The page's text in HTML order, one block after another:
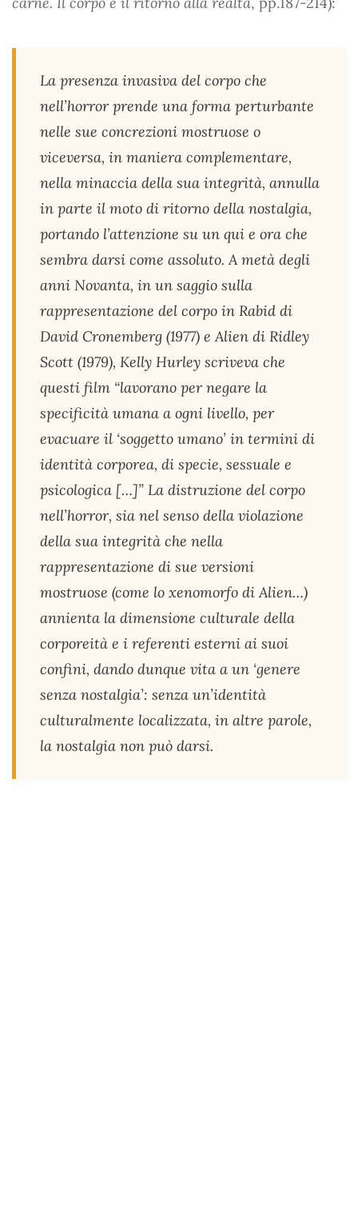
La presenza invasiva del corpo che
nell’horror prende una forma perturbante
nelle sue concrezioni mostruose o
viceversa, in maniera complementare,
nella minaccia della sua integrità, annulla
in parte il moto di ritorno della nostalgia,
portando l’attenzione su un qui e ora che
sembra darsi come assoluto. A metà degli
anni Novanta, in un saggio sulla
rappresentazione del corpo in Rabid di
David Cronemberg (1977) e Alien di Ridley
Scott (1979), Kelly Hurley scriveva che
questi film “lavorano per negare la
specificità umana a ogni livello, per
evacuare il ‘soggetto umano’ in termini di
identità corporea, di specie, sessuale e
psicologica […]” La distruzione del corpo
nell’horror, sia nel senso della violazione
della sua integrità che nella
rappresentazione di sue versioni
mostruose (come lo xenomorfo di Alien…)
annienta la dimensione culturale della
corporeità e i referenti esterni ai suoi
confini, dando dunque vita a un ‘genere
senza nostalgia’: senza un’identità
culturalmente localizzata, in altre parole,
la nostalgia non può darsi.